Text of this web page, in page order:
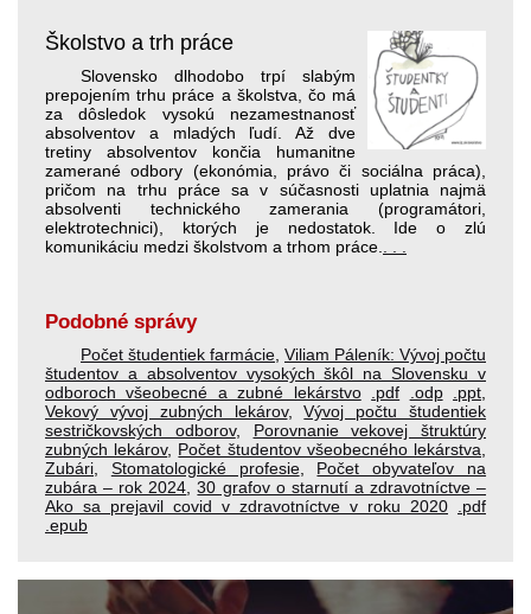
Školstvo a trh práce
Slovensko dlhodobo trpí slabým
prepojením trhu práce a školstva, čo má
za dôsledok vysokú nezamestnanosť
absolventov a mladých ľudí. Až dve
tretiny absolventov končia humanitne
zamerané odbory (ekonómia, právo či sociálna práca),
pričom na trhu práce sa v súčasnosti uplatnia najmä
absolventi technického zamerania (programátori,
elektrotechnici), ktorých je nedostatok. Ide o zlú
komunikáciu medzi školstvom a trhom práce.
Podobné správy
Počet študentiek farmácie Viliam Páleník: Vývoj počtu
študentov a absolventov vysokých škôl na Slovensku v
odboroch všeobecné a zubné lekárstvo
.pdf .odp .ppt
Vekový vývoj zubných lekárov,Vývoj počtu študentiek
sestričkovských odborov, Porovnanie vekovej štruktúry
zubných lekárov, Počet študentov všeobecného lekárstva
Zubári
Stomatologické profesie, Počet obyvateľov na
zubára – rok 2024 ,30 grafov o starnutí a zdravotníctve –
Ako sa prejavil covid v zdravotníctve v roku 2020
.pdf
.epub